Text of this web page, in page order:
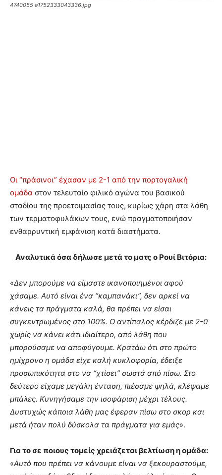
4740055 e1752333043336.jpg
Οι “πράσινοι” έχασαν με 2-1 από την πορτογαλική
ομάδα στον τελευταίο φιλικό αγώνα του βασικού
σταδίου της προετοιμασίας τους, κυρίως χάρη στα λάθη
των τερματοφυλάκων τους, ενώ πραγματοποιήσαν
ενθαρρυντική εμφάνιση κατά διαστήματα.
Αναλυτικά όσα δήλωσε μετά το ματς ο Ρουί Βιτόρια:
«Δεν μπορούμε να είμαστε ικανοποιημένοι αφού
χάσαμε. Αυτό είναι ένα “καμπανάκι”, δεν αρκεί να
κάνεις τα πράγματα καλά, θα πρέπει να είσαι
συγκεντρωμένος στο 100%. Ο αντίπαλος κέρδιζε με 2-0
χωρίς να κάνει κάτι ιδιαίτερο, από λάθη που
μπορούσαμε να αποφύγουμε. Κρατάω ότι στο πρώτο
ημίχρονο η ομάδα είχε καλή κυκλοφορία, έδειξε
προσωπικότητα στο να “χτίσει” σωστά από πίσω. Στο
δεύτερο είχαμε μεγάλη ένταση, πιέσαμε ψηλά, κλέψαμε
μπάλες. Κυνηγήσαμε την ισοφάριση μέχρι τέλους.
Δυστυχώς κάποια λάθη μας έφεραν πίσω στο σκορ και
μετά ήταν πολύ δύσκολα τα πράγματα για εμάς».
Για το σε ποιους τομείς χρειάζεται βελτίωση η ομάδα:
«Αυτό που πρέπει να κάνουμε είναι να ξεκουραστούμε,